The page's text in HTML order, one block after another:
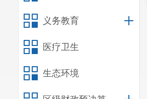
义务教育
医疗卫生
生态环境